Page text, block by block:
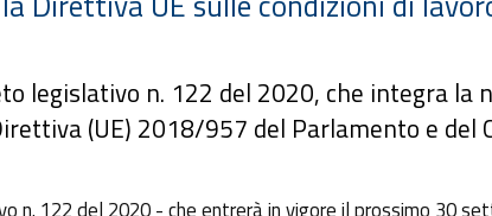
legislativo n. 122 del 2020, che integra la
(UE) 2018/957 del Parlamento e del